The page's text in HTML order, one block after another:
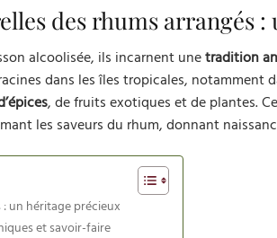
des rhums arrangés
alcoolisée, ils incarnent unetradition
dans les îles tropicales, notamment
, de fruits exotiques et de plantes.
les saveurs du rhum, donnant
un héritage précieux
et savoir-faire